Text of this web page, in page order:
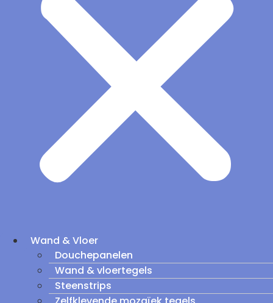
Wand & Vloer
Douchepanelen
Wand & vloertegels
Steenstrips